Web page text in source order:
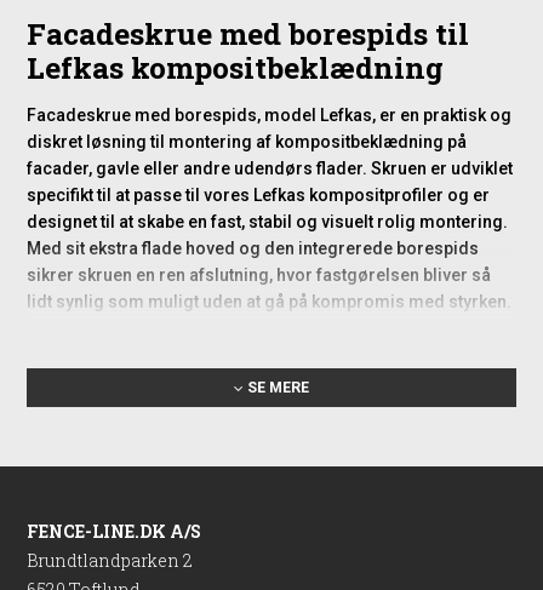
Facadeskrue med borespids til
Lefkas kompositbeklædning
Facadeskrue med borespids, model Lefkas, er en praktisk og
diskret løsning til montering af kompositbeklædning på
facader, gavle eller andre udendørs flader. Skruen er udviklet
specifikt til at passe til vores Lefkas kompositprofiler og er
designet til at skabe en fast, stabil og visuelt rolig montering.
Med sit ekstra flade hoved og den integrerede borespids
sikrer skruen en ren afslutning, hvor fastgørelsen bliver så
lidt synlig som muligt uden at gå på kompromis med styrken.
Anvendelse i
kompositbeklædning
skruen griber sikkert uden at flække materialet. Den
indbyggede borespids gør forboring unødvendig i de fleste
tilfælde, hvilket både forenkler arbejdet og reducerer
SE MERE
FENCE-LINE.DK A/S
Brundtlandparken 2